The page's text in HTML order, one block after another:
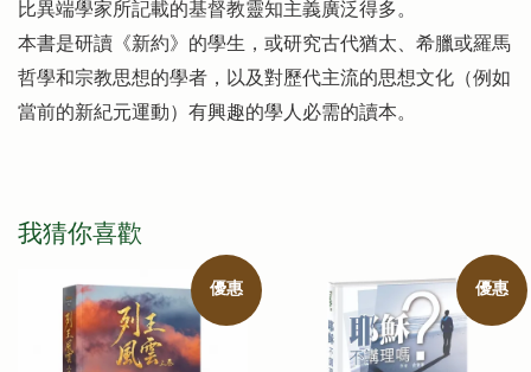
比異端學家所記載的基督教靈知主義廣泛得多。
本書是研讀《新約》的學生，或研究古代猶太、希臘或羅馬
哲學和宗教思想的學者，以及對歷代主流的思想文化（例如
當前的新紀元運動）有興趣的學人必需的讀本。
我猜你喜歡
優惠 優惠